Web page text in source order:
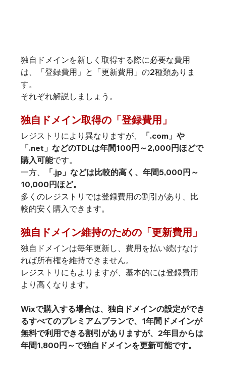
独自ドメインを新しく取得する際に必要な費用
は、「登録費用」と「更新費用」の2種類ありま
す。
それぞれ解説しましょう。
独自ドメイン取得の「登録費用」
レジストリにより異なりますが、
「.com」や
「.net」などのTDLは年間100円～2,000円ほどで
購入可能です。
一方、
「.jp」などは比較的高く、年間5,000円～
10,000円ほど。
多くのレジストリでは登録費用の割引があり、比
較的安く購入できます。
独自ドメイン維持のための「更新費用」
独自ドメインは毎年更新し、費用を払い続けなけ
れば所有権を維持できません。
レジストリにもよりますが、基本的には登録費用
より高くなります。
Wixで購入する場合は、独自ドメインの設定ができ
るすべてのプレミアムプランで、1年間ドメインが
無料で利用できる割引がありますが、2年目からは
年間1,800円～で独自ドメインを更新可能です。